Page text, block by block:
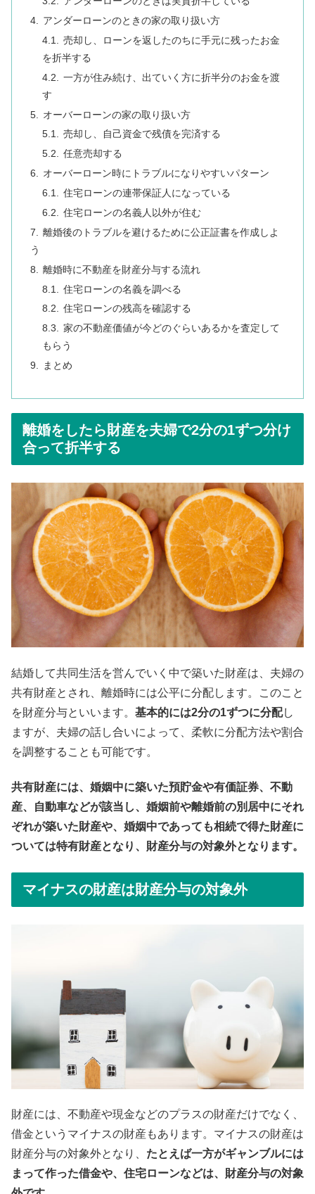
アンダーローンのときの家の取り扱い方
売却し、ローンを返したのちに手元に残ったお金
を折半する
一方が住み続け、出ていく方に折半分のお金を渡
す
オーバーローンの家の取り扱い方
売却し、自己資金で残債を完済する
任意売却する
オーバーローン時にトラブルになりやすいパターン
住宅ローンの連帯保証人になっている
住宅ローンの名義人以外が住む
離婚後のトラブルを避けるために公正証書を作成しよ
う
離婚時に不動産を財産分与する流れ
住宅ローンの名義を調べる
住宅ローンの残高を確認する
家の不動産価値が今どのぐらいあるかを査定して
もらう
まとめ
離婚をしたら財産を夫婦で2分の1ずつ分け
合って折半する
結婚して共同生活を営んでいく中で築いた財産は、夫婦の
共有財産とされ、離婚時には公平に分配します。このこと
を財産分与といいます。 基本的には2分の1ずつに分配し
ますが、夫婦の話し合いによって、柔軟に分配方法や割合
を調整することも可能です。
共有財産には、婚姻中に築いた預貯金や有価証券、不動
産、自動車などが該当し、婚姻前や離婚前の別居中にそれ
ぞれが築いた財産や、婚姻中であっても相続で得た財産に
ついては特有財産となり、財産分与の対象外となります。
マイナスの財産は財産分与の対象外
財産には、不動産や現金などのプラスの財産だけでなく、
借金というマイナスの財産もあります。マイナスの財産は
財産分与の対象外となり、 たとえば一方がギャンブルには
まって作った借金や、住宅ローンなどは、財産分与の対象